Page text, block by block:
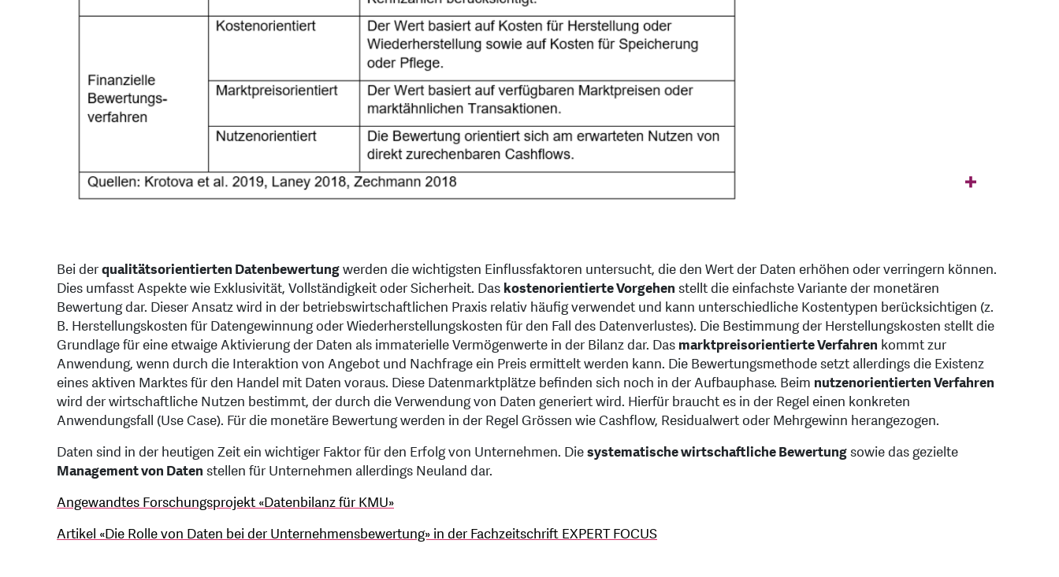
Bei derqualitätsorientierten Datenbewertungwerden die wichtigsten Einflussfaktoren untersucht, die den Wert der Daten erhöhen oder verringern können.
Dies umfasst Aspekte wie Exklusivität, Vollständigkeit oder Sicherheit. Das kostenorientierte Vorgehen stellt die einfachste Variante der monetären
Bewertung dar. Dieser Ansatz wird in der betriebswirtschaftlichen Praxis relativ häufig verwendet und kann unterschiedliche Kostentypen berücksichtigen (z.
B. Herstellungskosten für Datengewinnung oder Wiederherstellungskosten für den Fall des Datenverlustes). Die Be­stim­mung der Herstellungskosten stellt die
Grundlage für eine etwaige Aktivierung der Daten als immaterielle Vermögenwerte in der Bilanz dar. Das marktpreisorientierte Verfahren kommt zur
Anwendung, wenn durch die Interaktion von Angebot und Nachfrage ein Preis ermittelt werden kann. Die Bewertungsmethode setzt allerdings die Existenz
eines aktiven Marktes für den Handel mit Daten voraus. Diese Datenmarktplätze befinden sich noch in der Aufbauphase. Beim nutzenorientierten Verfahren
wird der wirtschaftliche Nutzen bestimmt, der durch die Verwendung von Daten generiert wird. Hierfür braucht es in der Regel einen konkreten
Anwendungsfall (Use Case). Für die monetäre Bewer­tung werden in der Regel Grössen wie Cashflow, Residualwert oder Mehrgewinn herangezogen.
Daten sind in der heutigen Zeit ein wichtiger Faktor für den Erfolg von Unternehmen. Diesystematische wirtschaftliche Bewertungsowie das gezielte
Management von Daten stellen für Unternehmen allerdings Neuland dar.
Angewandtes Forschungsprojekt «Datenbilanz für KMU»
Artikel «Die Rolle von Daten bei der Unternehmensbewertung» in der Fachzeitschrift EXPERT FOCUS